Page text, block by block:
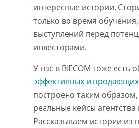
интересные истории.
только во время
выступлений перед
инвесторами.
У нас в BIECOM тоже есть
эффективных и
построено таким
реальные кейсы
Рассказываем истории из